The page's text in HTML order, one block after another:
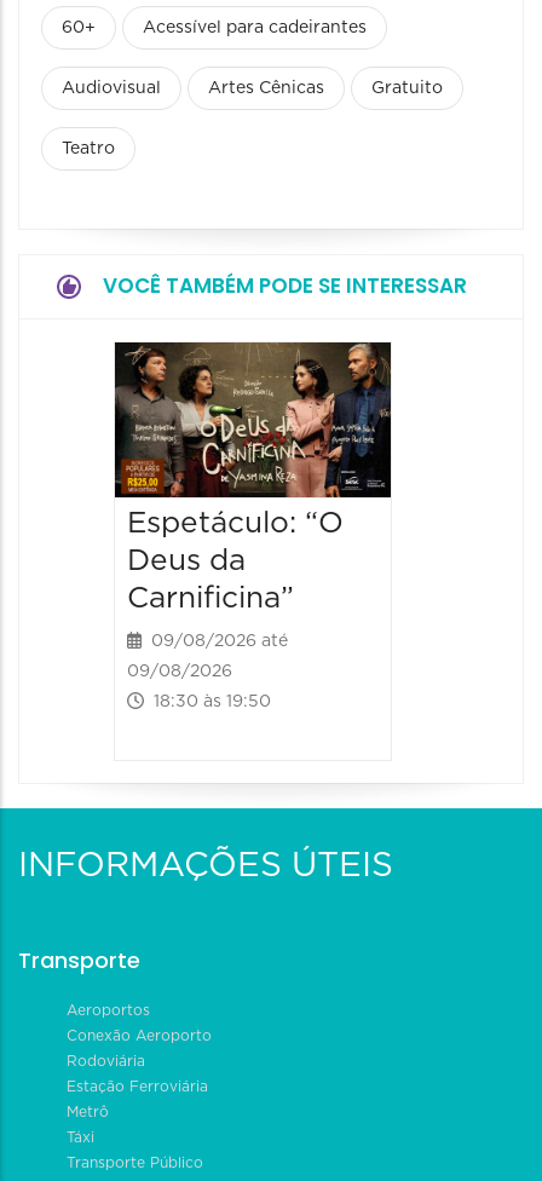
60+ Acessível para cadeirantes
Audiovisual Artes Cênicas Gratuito
Teatro
VOCÊ TAMBÉM PODE SE INTERESSAR
Espetáculo: “O
Deus da
Carnificina”
09/08/2026 até
09/08/2026
18:30 às 19:50
INFORMAÇÕES ÚTEIS
Transporte
Aeroportos
Conexão Aeroporto
Rodoviária
Estação Ferroviária
Metrô
Táxi
Transporte Público